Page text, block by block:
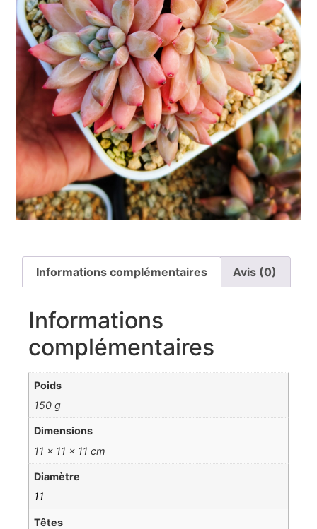
Informations complémentaires Avis (0)
Informations
complémentaires
Poids
150 g
Dimensions
11 × 11 × 11 cm
Diamètre
11
Têtes